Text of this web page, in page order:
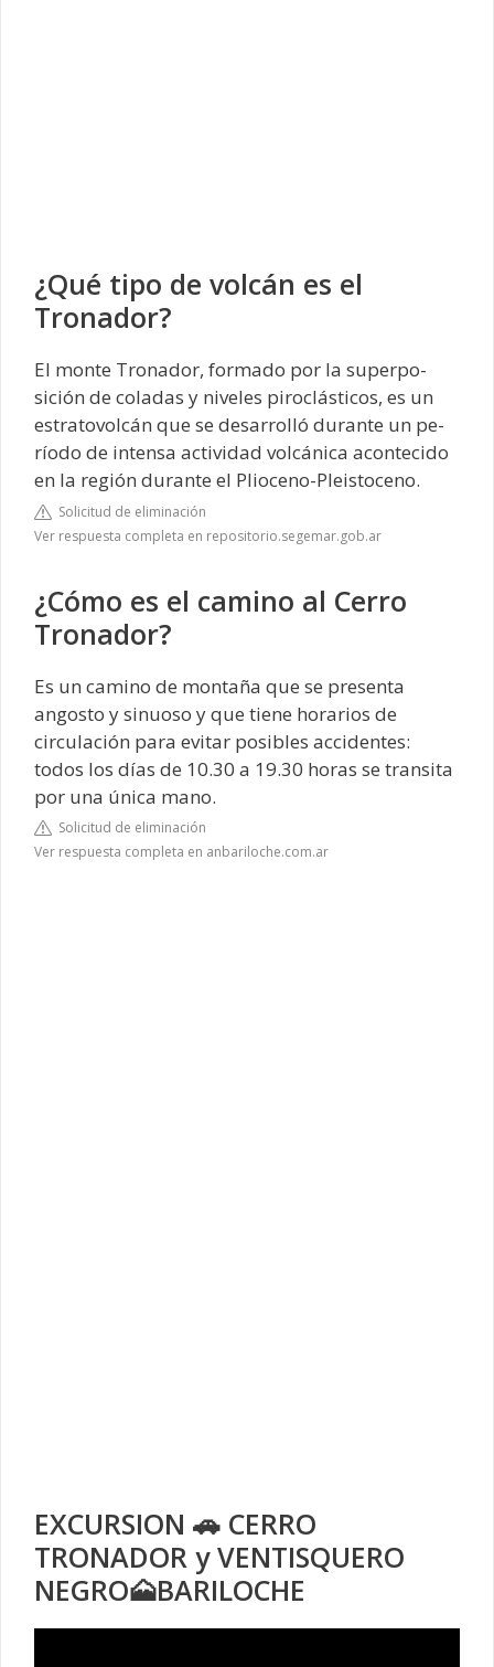
¿Qué tipo de volcán es el
Tronador?
El monte Tronador, formado por la superpo-
sición de coladas y niveles piroclásticos, es un
estratovolcán que se desarrolló durante un pe-
ríodo de intensa actividad volcánica acontecido
en la región durante el Plioceno-Pleistoceno.
Solicitud de eliminación
Ver respuesta completa en repositorio.segemar.gob.ar
¿Cómo es el camino al Cerro
Tronador?
Es un camino de montaña que se presenta
angosto y sinuoso y que tiene horarios de
circulación para evitar posibles accidentes:
todos los días de 10.30 a 19.30 horas se transita
por una única mano.
Solicitud de eliminación
Ver respuesta completa en anbariloche.com.ar
EXCURSION 🚗 CERRO
TRONADOR y VENTISQUERO
NEGRO🗻BARILOCHE